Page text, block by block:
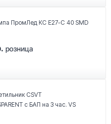
ПромЛед КС Е27-C 40 SMD
розница
CSVT
с БАП на 3 час. VS